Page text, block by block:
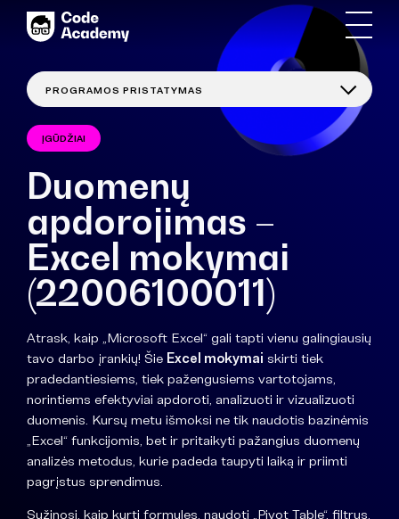
ĮGŪDŽIAI
Duomenų
apdorojimas –
Excel mokymai
(22006100011)
Atrask, kaip „Microsoft Excel“ gali tapti vienu galingiausių
tavo darbo įrankių! Šie Excel mokymai skirti tiek
pradedantiesiems, tiek pažengusiems vartotojams,
norintiems efektyviai apdoroti, analizuoti ir vizualizuoti
duomenis. Kursų metu išmoksi ne tik naudotis bazinėmis
„Excel“ funkcijomis, bet ir pritaikyti pažangius duomenų
analizės metodus, kurie padeda taupyti laiką ir priimti
pagrįstus sprendimus.
Sužinosi, kaip kurti formules, naudoti „Pivot Table“, filtrus,